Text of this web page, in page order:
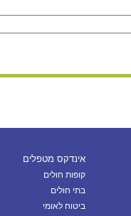
אינדקס מטפלים
קופות חולים
בתי חולים
ביטוח לאומי